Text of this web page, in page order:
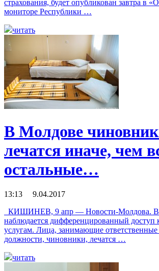
страхования, будет опубликован завтра в
мониторе Республики …
читать
В Молдове
лечатся иначе, чем
остальные…
13:13 9.04.2017
КИШИНЕВ, 9 апр — Новости-Молдова. В
наблюдается дифференцированный
услугам. Лица, занимающие ответственные
должности, чиновники, лечатся …
читать